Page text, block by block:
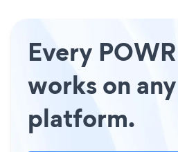
Every
works on any
platform.